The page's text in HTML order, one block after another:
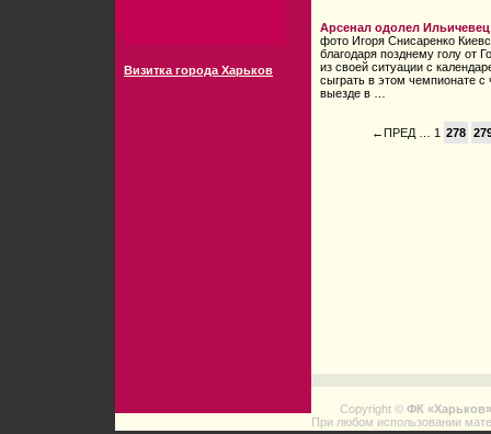
Визитка города Харьков
Арсенал одолел Ильичевец
фото Игоря Снисаренко
благодаря позднему голу от
из своей ситуации с
сыграть в этом чемпионате с
выезде в …
←ПРЕД… 1 278
Copyright © ФК «Харьков»
При любом использовании